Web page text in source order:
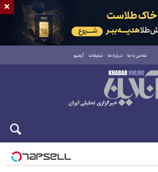
تماس با ما درباره ما تبلیغات آرشیو
×